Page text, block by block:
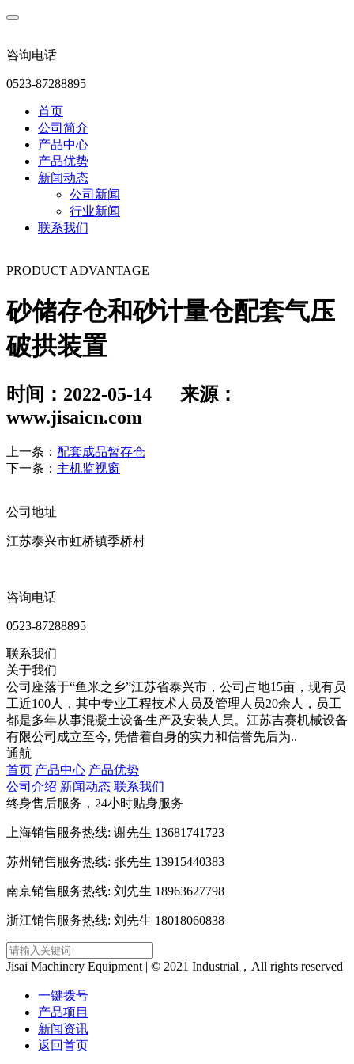
咨询电话
0523-87288895
首页
公司简介
产品中心
产品优势
新闻动态
公司新闻
行业新闻
联系我们
PRODUCT ADVANTAGE
砂储存仓和砂计量仓配套气压
破拱装置
时间：2022-05-14 来源：
www.jisaicn.com
上一条： 配套成品暂存仓
下一条： 主机监视窗
公司地址
江苏泰兴市虹桥镇季桥村
咨询电话
0523-87288895
联系我们
关于我们
公司座落于“鱼米之乡”江苏省泰兴市，公司占地15亩，现有员
工近100人，其中专业工程技术人员及管理人员20余人，员工
都是多年从事混凝土设备生产及安装人员。江苏吉赛机械设备
有限公司成立至今, 凭借着自身的实力和信誉先后为..
通航
首页 产品中心 产品优势
公司介绍 新闻动态 联系我们
终身售后服务，24小时贴身服务
上海销售服务热线: 谢先生 13681741723
苏州销售服务热线: 张先生 13915440383
南京销售服务热线: 刘先生 18963627798
浙江销售服务热线: 刘先生 18018060838
Jisai Machinery Equipment | © 2021 Industrial，All rights reserved
一键拨号
产品项目
新闻资讯
返回首页